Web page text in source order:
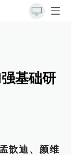
基础研
歆迪、颜维